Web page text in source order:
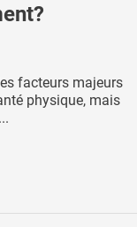
facteurs majeurs
physique, mais